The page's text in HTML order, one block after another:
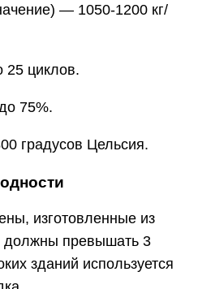
— 1050-1200 кг/
25 циклов.
75%.
градусов Цельсия.
изготовленные из
должны превышать 3
зданий используется